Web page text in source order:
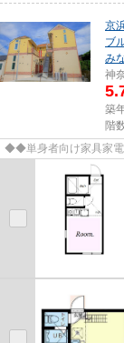
京
ブ
み
神
築
階
◆◆単身者向け家具家